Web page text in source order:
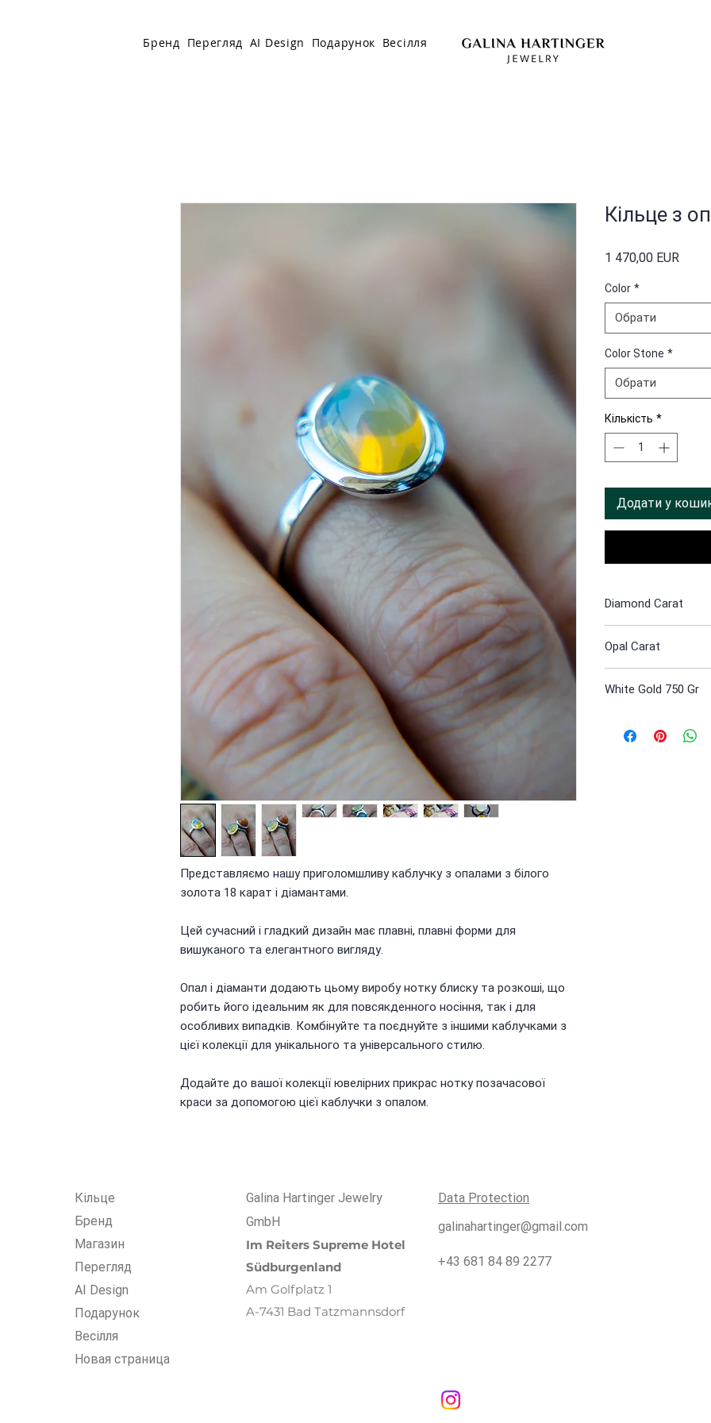
Бренд Перегляд AI Design Подарунок Весілля
Представляємо нашу приголомшливу каблучку з опалами з білого
золота 18 карат і діамантами.
Цей сучасний і гладкий дизайн має плавні, плавні форми для
вишуканого та елегантного вигляду.
Опал і діаманти додають цьому виробу нотку блиску та розкоші, що
робить його ідеальним як для повсякденного носіння, так і для
особливих випадків. Комбінуйте та поєднуйте з іншими каблучками з
цієї колекції для унікального та універсального стилю.
Додайте до вашої колекції ювелірних прикрас нотку позачасової
краси за допомогою цієї каблучки з опалом.
Кільце з
1 470,00 EUR
Color *
Обрати
Color Stone *
Обрати
Кількість *
Додати у
Diamond Carat
Opal Carat
White Gold 750 Gr
Кiльце
Бренд
Магазин
Перегляд
AI Design
Подарунок
Весілля
Новая страница
Galina Hartinger Jewelry
GmbH
Im Reiters Supreme Hotel
Südburgenland
Am Golfplatz 1
A-7431 Bad Tatzmannsdorf
Data Protection
galinahartinger@gmail.com
+43 681 84 89 2277